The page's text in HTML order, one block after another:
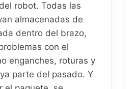
robot. Todas las
almacenadas de
dentro del brazo,
con el
enganches, roturas y
parte del pasado. Y